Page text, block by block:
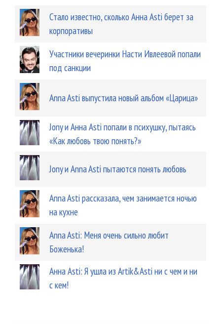
Стало известно, сколько Анна Asti берет за
корпоративы
Участники вечеринки Насти Ивлеевой попали
под санкции
Anna Asti выпустила новый альбом «Царица»
Jony и Анна Asti попали в психушку, пытаясь
«Как любовь твою понять?»
Jony и Anna Asti пытаются понять любовь
Anna Asti рассказала, чем занимается ночью
на кухне
Anna Asti: Меня очень сильно любит
Боженька!
Анна Asti: Я ушла из Artik&Asti ни с чем и ни
с кем!